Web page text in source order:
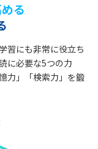
る
習にも非常に役立ち
に必要な5つの力
力」「検索力」を鍛